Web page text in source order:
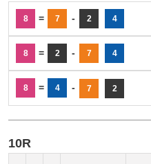
8 = 7 - 2 4
8 = 2 - 7 4
8 = 4 - 7 2
10R